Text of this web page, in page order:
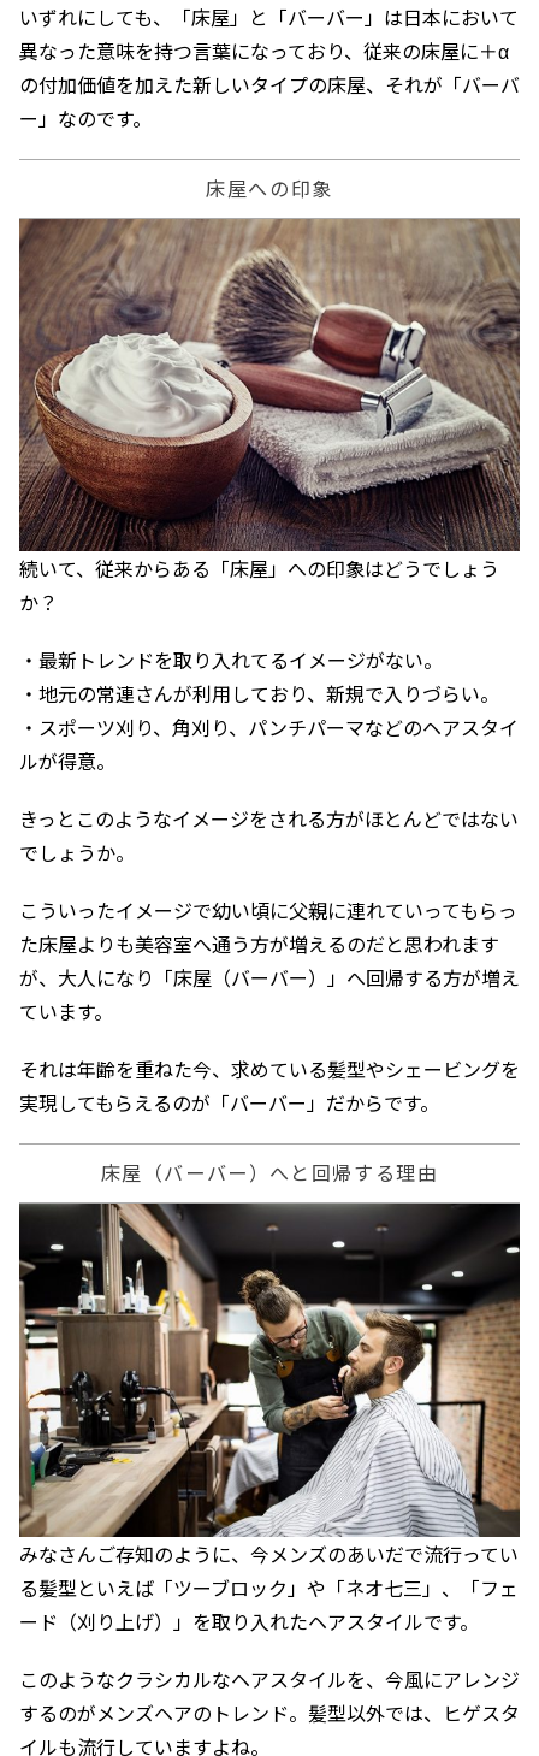
いずれにしても、「床屋」と「バーバー」は日本において
異なった意味を持つ言葉になっており、従来の床屋に＋α
の付加価値を加えた新しいタイプの床屋、それが「バーバ
ー」なのです。
床屋への印象
続いて、従来からある「床屋」への印象はどうでしょう
か？
・最新トレンドを取り入れてるイメージがない。
・地元の常連さんが利用しており、新規で入りづらい。
・スポーツ刈り、角刈り、パンチパーマなどのヘアスタイ
ルが得意。
きっとこのようなイメージをされる方がほとんどではない
でしょうか。
こういったイメージで幼い頃に父親に連れていってもらっ
た床屋よりも美容室へ通う方が増えるのだと思われます
が、大人になり「床屋（バーバー）」へ回帰する方が増え
ています。
それは年齢を重ねた今、求めている髪型やシェービングを
実現してもらえるのが「バーバー」だからです。
床屋（バーバー）へと回帰する理由
みなさんご存知のように、今メンズのあいだで流行ってい
る髪型といえば「ツーブロック」や「ネオ七三」、「フェ
ード（刈り上げ）」を取り入れたヘアスタイルです。
このようなクラシカルなヘアスタイルを、今風にアレンジ
するのがメンズヘアのトレンド。髪型以外では、ヒゲスタ
イルも流行していますよね。